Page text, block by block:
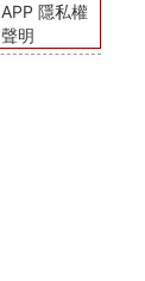
APP 隱私權
聲明